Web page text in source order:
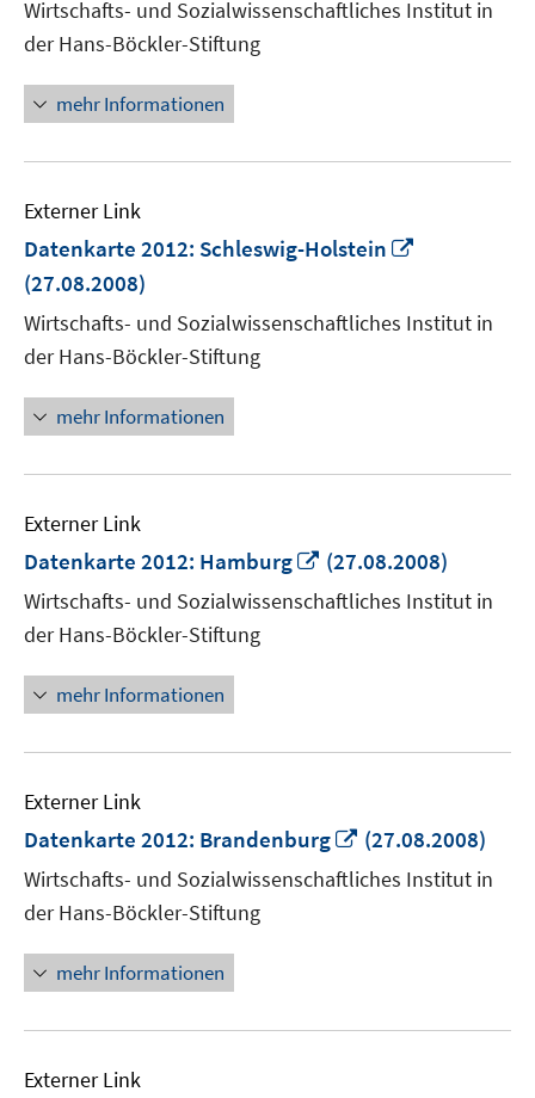
Fenster
Wirtschafts- und Sozialwissenschaftliches Institut in
der Hans-Böckler-Stiftung
mehr Informationen
Externer Link
Datenkarte 2012: Schleswig-Holstein
öffnen
(27.08.2008)
Wirtschafts- und Sozialwissenschaftliches Institut in
der Hans-Böckler-Stiftung
mehr Informationen
Externer Link
Datenkarte 2012: Hamburg
In
neuem
Fenster
(27.08.2008)
Wirtschafts- und Sozialwissenschaftliches Institut in
der Hans-Böckler-Stiftung
mehr Informationen
Externer Link
Datenkarte 2012: Brandenburg
In
neuem
Fenster
(27.08.2008)
Wirtschafts- und Sozialwissenschaftliches Institut in
der Hans-Böckler-Stiftung
mehr Informationen
Externer Link